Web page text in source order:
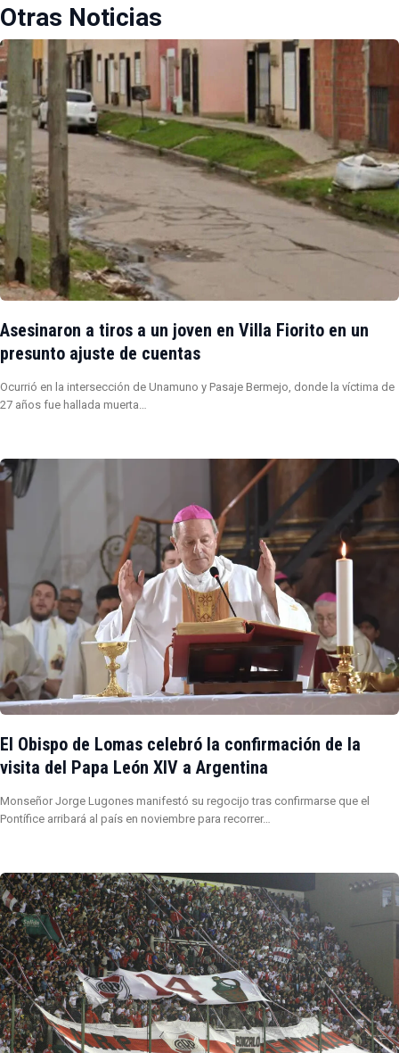
Otras Noticias
Asesinaron a tiros a un joven en Villa Fiorito en un
presunto ajuste de cuentas
Ocurrió en la intersección de Unamuno y Pasaje Bermejo, donde la víctima de
27 años fue hallada muerta…
El Obispo de Lomas celebró la confirmación de la
visita del Papa León XIV a Argentina
Monseñor Jorge Lugones manifestó su regocijo tras confirmarse que el
Pontífice arribará al país en noviembre para recorrer…